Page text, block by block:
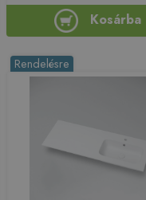
Kosárba
Rendelésre